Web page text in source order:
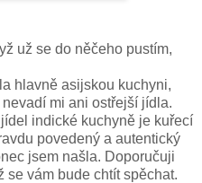
už se do něčeho pustím,
hlavně asijskou kuchyni,
mi ani ostřejší jídla.
indické kuchyně je kuřecí
povedený a autentický
jsem našla. Doporučuji
se vám bude chtít spěchat.